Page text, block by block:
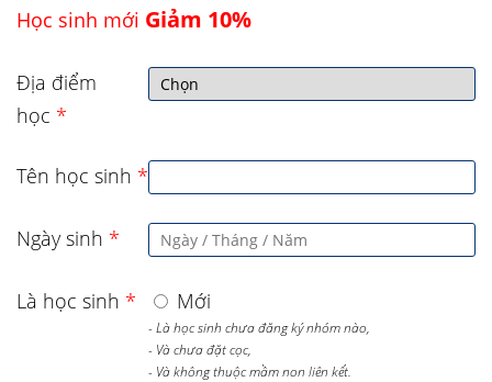
Học sinh mới Giảm 10%
Địa điểm
học *
Tên học sinh *
Ngày sinh *
Là học sinh * Mới
- Là học sinh chưa đăng ký nhóm nào,
- Và chưa đặt cọc,
- Và không thuộc mầm non liên kết.